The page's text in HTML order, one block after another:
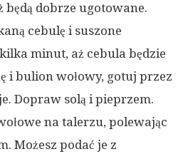
będą dobrze ugotowane.
cebulę i suszone
minut, aż cebula będzie
i bulion wołowy, gotuj przez
Dopraw solą i pieprzem.
na talerzu, polewając
Możesz podać je z